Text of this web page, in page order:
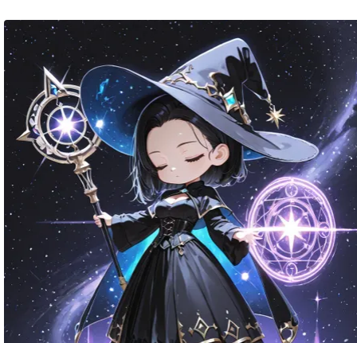
memesan,
semua
rincian
akomodasi
termasuk
nomor
telepon
dan
alamat
akan
disertakan
dalam
konfirmasi
pemesanan
dan
akun
Anda.